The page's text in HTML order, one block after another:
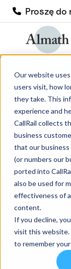
Our website
users visit, how
they take. This
experience and
CallRail collects
business
that our business
(or numbers our
ported into
also be used for
effectiveness of
content.
If you decline,
visit this website.
to remember
Proszę do
TW53Z
ściance